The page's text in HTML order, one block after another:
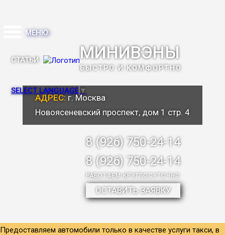
МИНИВЭНЫ
БЫСТРО И КОМФОРТНО
АДРЕС: г. Москва
Новоясеневский проспект, дом 1 стр. 4
8 (926) 750-24-14
8 (926) 750-24-14
РАБОТАЕМ КРУГЛОСУТОЧНО
ОСТАВИТЬ ЗАЯВКУ
МЕНЮ
СТАТЬИ
SELECT LANGUAGE ▼
Предоставляем автомобили только в качестве услуги такси, в